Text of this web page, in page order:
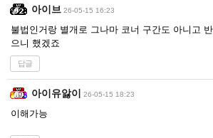
아이브 26-05-15 16:23
불법인거랑 별개로 그나마 코너 구간도 아니고
으니 했겠죠
답글
아이유앓이 26-05-15 18:23
이해가능